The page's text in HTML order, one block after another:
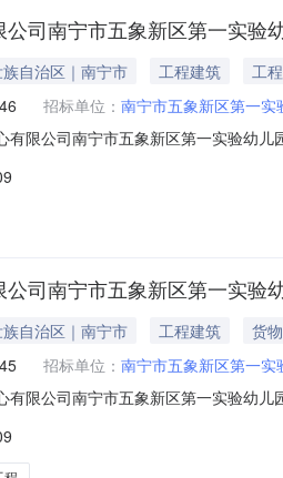
司南宁市五象新区第一实
族自治区｜南宁市 工程建筑
工程
招标单位： 南宁市五象新区第一实
有限公司南宁市五象新区第一实验幼
应文件。一、项目基本情况1.项目编
司南宁市五象新区第一实
族自治区｜南宁市 工程建筑
货物
招标单位： 南宁市五象新区第一实
有限公司南宁市五象新区第一实验幼
编号：GXKLC2026202452.项目名称